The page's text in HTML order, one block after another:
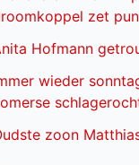
zet
Hofmann
wieder
zoon